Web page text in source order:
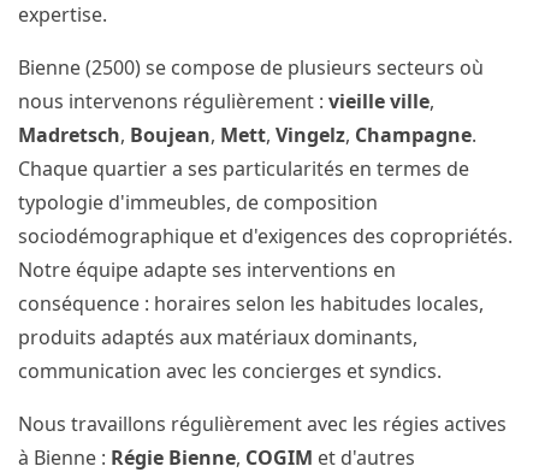
expertise.
Bienne (2500) se compose de plusieurs secteurs où
nous intervenons régulièrement : vieille ville,
Madretsch, Boujean, Mett, Vingelz, Champagne.
Chaque quartier a ses particularités en termes de
typologie d'immeubles, de composition
sociodémographique et d'exigences des copropriétés.
Notre équipe adapte ses interventions en
conséquence : horaires selon les habitudes locales,
produits adaptés aux matériaux dominants,
communication avec les concierges et syndics.
Nous travaillons régulièrement avec les régies actives
à Bienne : Régie Bienne, COGIM et d'autres